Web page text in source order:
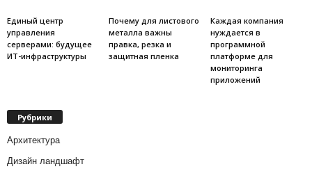
Единый центр
управления
серверами: будущее
ИТ-инфраструктуры
Почему для листового
металла важны
правка, резка и
защитная пленка
Каждая компания
нуждается в
программной
платформе для
мониторинга
приложений
Рубрики
Архитектура
Дизайн ландшафт